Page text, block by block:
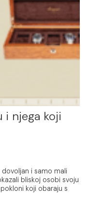
i njega koji
i samo mali
bliskoj osobi svoju
koji obaraju s